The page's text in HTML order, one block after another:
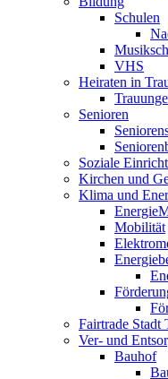
Schulen
VHS
Heiraten in
Senioren
Soziale
Kirchen und
Klima und
Mobilität
Fairtrade Stadt
Ver- und
Bauhof